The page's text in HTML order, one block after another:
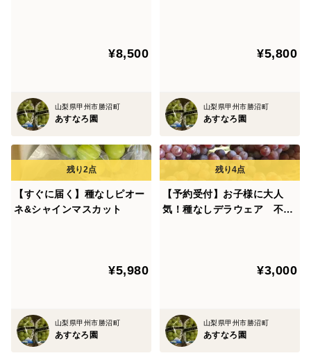
¥8,500
山梨県甲州市勝沼町
あすなろ園
¥5,800
山梨県甲州市勝沼町
あすなろ園
【すぐに届く】種なしピオー
ネ&シャインマスカット
¥5,980
山梨県甲州市勝沼町
あすなろ園
【予約受付】お子様に大人
気！種なしデラウェア 不動
¥3,000
山梨県甲州市勝沼町
あすなろ園